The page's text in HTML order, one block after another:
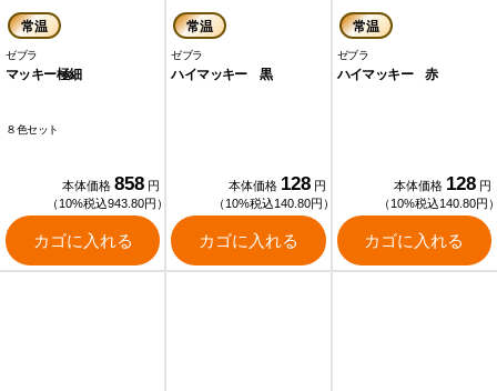
常温
ゼブラ
マッキー極細
８色セット
本体価格 858 円
（10%税込943.80円）
カゴに入れる
常温
ゼブラ
ハイマッキー 黒
本体価格 128 円
（10%税込140.80円）
カゴに入れる
常温
ゼブラ
ハイマッキー 赤
本体価格 128 円
（10%税込140.80円
カゴに入れる